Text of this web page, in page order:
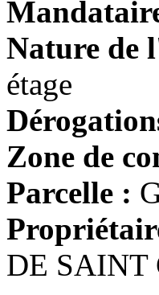
Nature de
étage
Zone de
Parcelle :
DE SAINT